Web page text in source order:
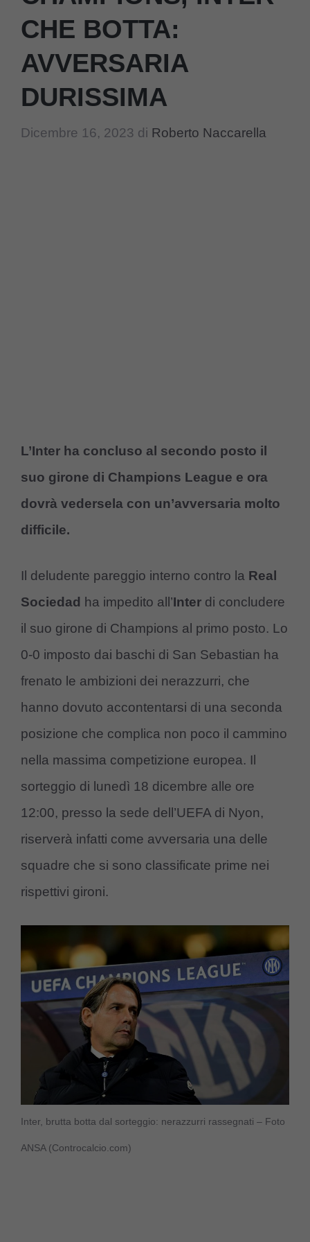
CHE BOTTA:
AVVERSARIA
DURISSIMA
Dicembre 16, 2023 di Roberto Naccarella
L’Inter ha concluso al secondo posto il
suo girone di Champions League e ora
dovrà vedersela con un’avversaria molto
difficile.
Il deludente pareggio interno contro la Real
Sociedad ha impedito all’Inter di concludere
il suo girone di Champions al primo posto. Lo
0-0 imposto dai baschi di San Sebastian ha
frenato le ambizioni dei nerazzurri, che
hanno dovuto accontentarsi di una seconda
posizione che complica non poco il cammino
nella massima competizione europea. Il
sorteggio di lunedì 18 dicembre alle ore
12:00, presso la sede dell’UEFA di Nyon,
riserverà infatti come avversaria una delle
squadre che si sono classificate prime nei
rispettivi gironi.
Inter, brutta botta dal sorteggio: nerazzurri rassegnati – Foto
ANSA (Controcalcio.com)